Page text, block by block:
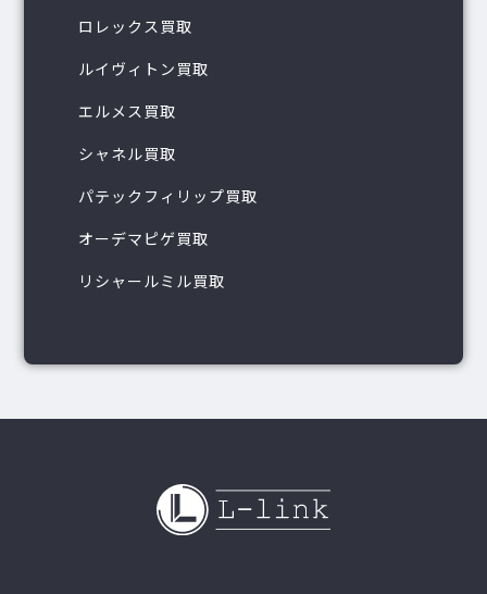
ロレックス買取
ルイヴィトン買取
エルメス買取
シャネル買取
パテックフィリップ買取
オーデマピゲ買取
リシャールミル買取